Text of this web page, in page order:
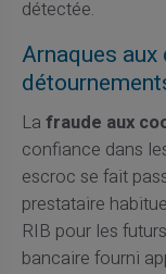
détectée.
Arnaques
La fraude aux
confiance dans
escroc se fait
prestataire
RIB pour les
bancaire fourni